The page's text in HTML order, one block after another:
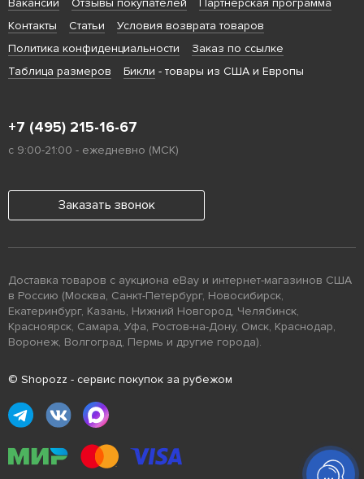
Контакты
Статьи
Условия возврата товаров
Политика конфиденциальности
Заказ по ссылке
Таблица размеров
Бикли - товары из США и Европы
+7 (495) 215-16-67
с 9:00-21:00 - ежедневно (МСК)
Заказать звонок
Доставка товаров с аукциона eBay и интернет-магазинов США
в Россию (Москва, Санкт-Петербург, Новосибирск,
Екатеринбург, Казань, Нижний Новгород, Челябинск,
Красноярск, Самара, Уфа, Ростов-на-Дону, Омск, Краснодар,
Воронеж, Волгоград, Пермь и другие города).
© Shopozz - сервис покупок за рубежом